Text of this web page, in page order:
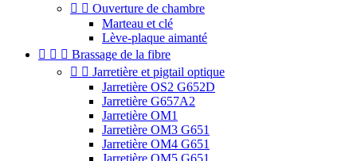
  Ouverture de chambre
Marteau et clé
Lève-plaque aimanté
   Brassage de la fibre
  Jarretière et pigtail optique
Jarretière OS2 G652D
Jarretière G657A2
Jarretière OM1
Jarretière OM3 G651
Jarretière OM4 G651
Jarretière OM5 G651